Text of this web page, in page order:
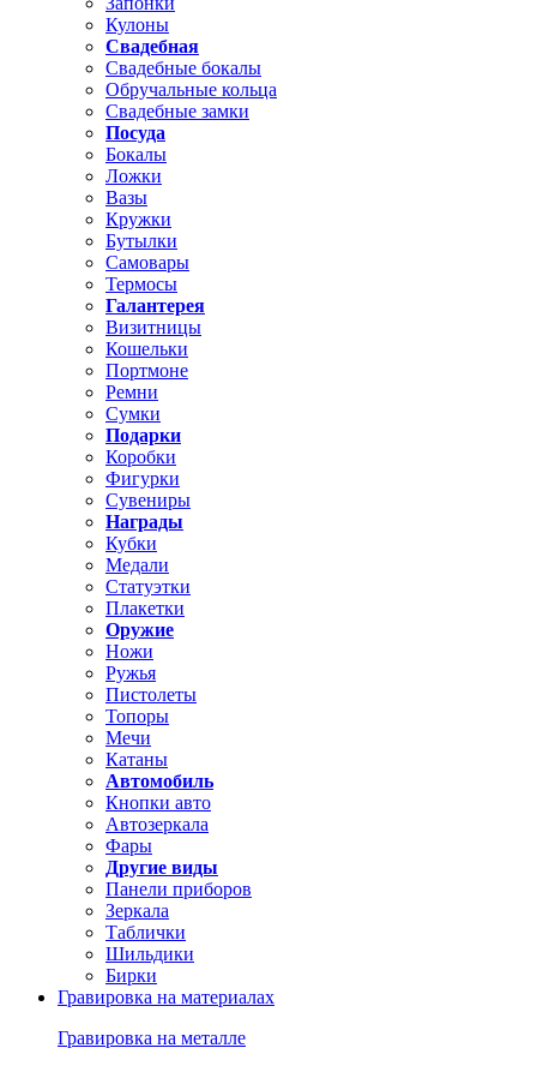
Кулоны
Свадебная
Свадебные бокалы
Обручальные кольца
Свадебные замки
Посуда
Бокалы
Ложки
Вазы
Кружки
Бутылки
Самовары
Термосы
Галантерея
Визитницы
Кошельки
Портмоне
Ремни
Сумки
Подарки
Коробки
Фигурки
Сувениры
Награды
Кубки
Медали
Статуэтки
Плакетки
Оружие
Ножи
Ружья
Пистолеты
Топоры
Мечи
Катаны
Автомобиль
Кнопки авто
Автозеркала
Фары
Другие виды
Панели приборов
Зеркала
Таблички
Шильдики
Бирки
Гравировка на материалах
Гравировка на металле